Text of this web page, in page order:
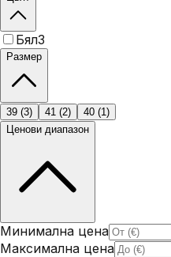
Бял3
Размер
39 (3) 41 (2) 40 (1)
Ценови диапазон
Минимална цена
Максимална цена